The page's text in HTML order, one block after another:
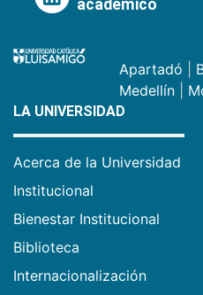
académico
Apartadó
Medellín
LA UNIVERSIDAD
Acerca de la Universidad
Institucional
Bienestar Institucional
Biblioteca
Internacionalización